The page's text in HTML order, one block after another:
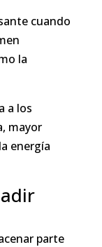
cuando
la
a los
mayor
energía
parte